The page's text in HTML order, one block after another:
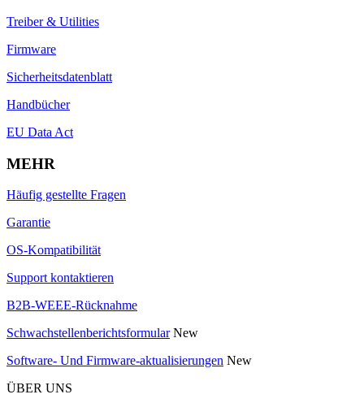
Treiber & Utilities
Firmware
Sicherheitsdatenblatt
Handbücher
EU Data Act
MEHR
Häufig gestellte Fragen
Garantie
OS-Kompatibilität
Support kontaktieren
B2B-WEEE-Rücknahme
Schwachstellenberichtsformular New
Software- Und Firmware-aktualisierungen New
ÜBER UNS